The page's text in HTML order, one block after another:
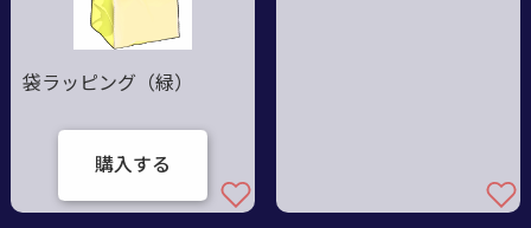
袋ラッピング（緑）
購入する